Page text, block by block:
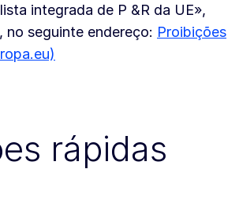
integrada de P &R da UE»,
no seguinte endereço: Proibições
rápidas